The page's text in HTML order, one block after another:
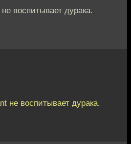
воспитывает дурака.
не воспитывает дурака.